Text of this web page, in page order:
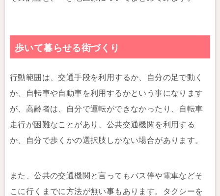
歩いて暮らせる街づくり
行動範囲は、交通手段を利用するか、自分の足で動く
か、自転車や自動車を利用するかという事になります
が、高齢者は、自分で運転ができなかったり、自転車
走行が困難なことがあり、公共交通機関を利用する
か、自分で歩くかの選択肢しかない場合があります。
また、公共の交通機関と言ってもバス停や電車などそ
こに行くまでに方法が無い事もあります。タクシーを